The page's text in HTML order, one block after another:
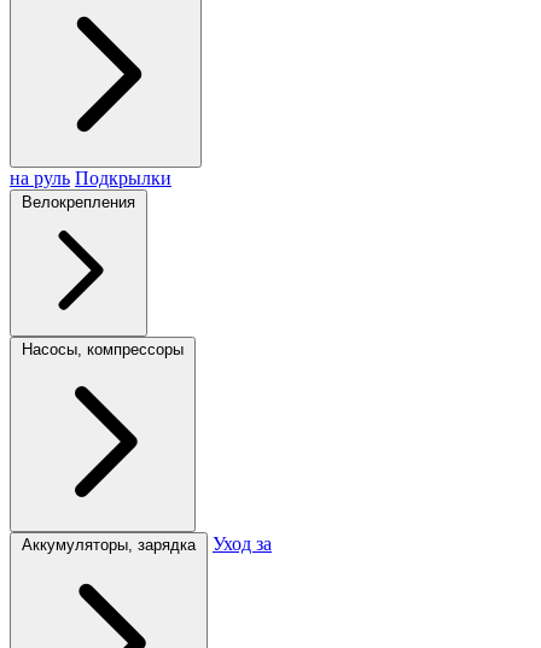
на руль Подкрылки
Велокрепления
Насосы, компрессоры
Аккумуляторы, зарядка Уход за